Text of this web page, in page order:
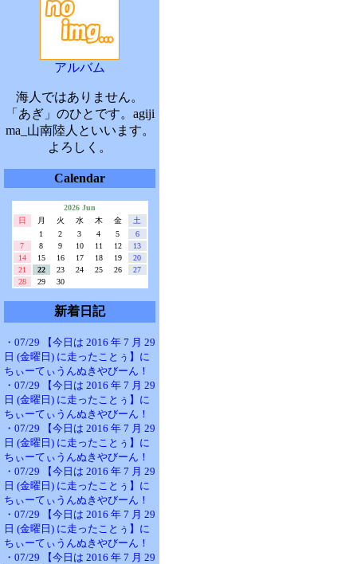
アルバム
海人ではありません。
「あぎ」のひとです。agiji
ma_山南陸人といいます。
よろしく。
Calendar
2026 Jun
日
月 火 水 木 金
土
1
2 3 4 5
6
7
8 9 10 11 12
13
14
15 16 17 18 19
20
21
22 23 24 25 26
27
28
29 30
新着日記
・07/29 【今日は 2016 年 7 月 29
日 (金曜日) に走ったことぅ】に
ちぃーてぃうんぬきやびーん！
・07/29 【今日は 2016 年 7 月 29
日 (金曜日) に走ったことぅ】に
ちぃーてぃうんぬきやびーん！
・07/29 【今日は 2016 年 7 月 29
日 (金曜日) に走ったことぅ】に
ちぃーてぃうんぬきやびーん！
・07/29 【今日は 2016 年 7 月 29
日 (金曜日) に走ったことぅ】に
ちぃーてぃうんぬきやびーん！
・07/29 【今日は 2016 年 7 月 29
日 (金曜日) に走ったことぅ】に
ちぃーてぃうんぬきやびーん！
・07/29 【今日は 2016 年 7 月 29